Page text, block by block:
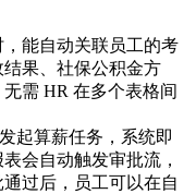
能自动关联员工的考
果、社保公积金方
需 HR 在多个表格间
起算薪任务，系统即
会自动触发审批流，
过后，员工可以在自